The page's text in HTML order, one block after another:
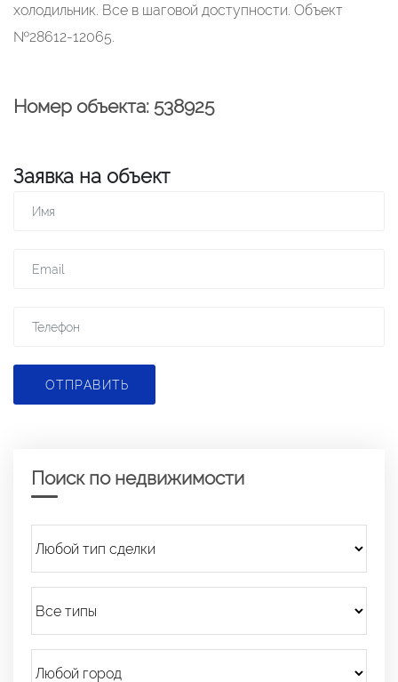
холодильник. Все в шаговой доступности. Объект
№28612-12065.
Номер объекта: 538925
Заявка на объект
ОТПРАВИТЬ
Поиск по недвижимости